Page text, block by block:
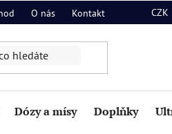
O nás Kontakt CZK
Dózy a mísy Doplňky